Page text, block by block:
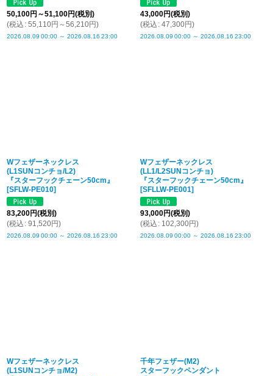
50,100円 ～51,100円(税別)
(税込 : 55,110円 ～56,210円)
2026.08.09 00:00 ～ 2026.08.16 23:00
43,000円(税別)
(税込 : 47,300円)
2026.08.09 00:00 ～ 2026.08.16 23:00
Wフェザーネックレス
(L1SUNコンチョ/L2)
『スターフックチェーン50cm』
[SFLW-PE010]
83,200円(税別)
(税込 : 91,520円)
2026.08.09 00:00 ～ 2026.08.16 23:00
Wフェザーネックレス
(LL1/L2SUNコンチョ)
『スターフックチェーン50cm』
[SFLLW-PE001]
93,000円(税別)
(税込 : 102,300円)
2026.08.09 00:00 ～ 2026.08.16 23:00
Wフェザーネックレス
(L1SUNコンチョ/M2)
千年フェザー(M2)
スターフックペンダント